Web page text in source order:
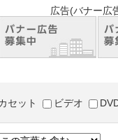
については、
セット ビデオ